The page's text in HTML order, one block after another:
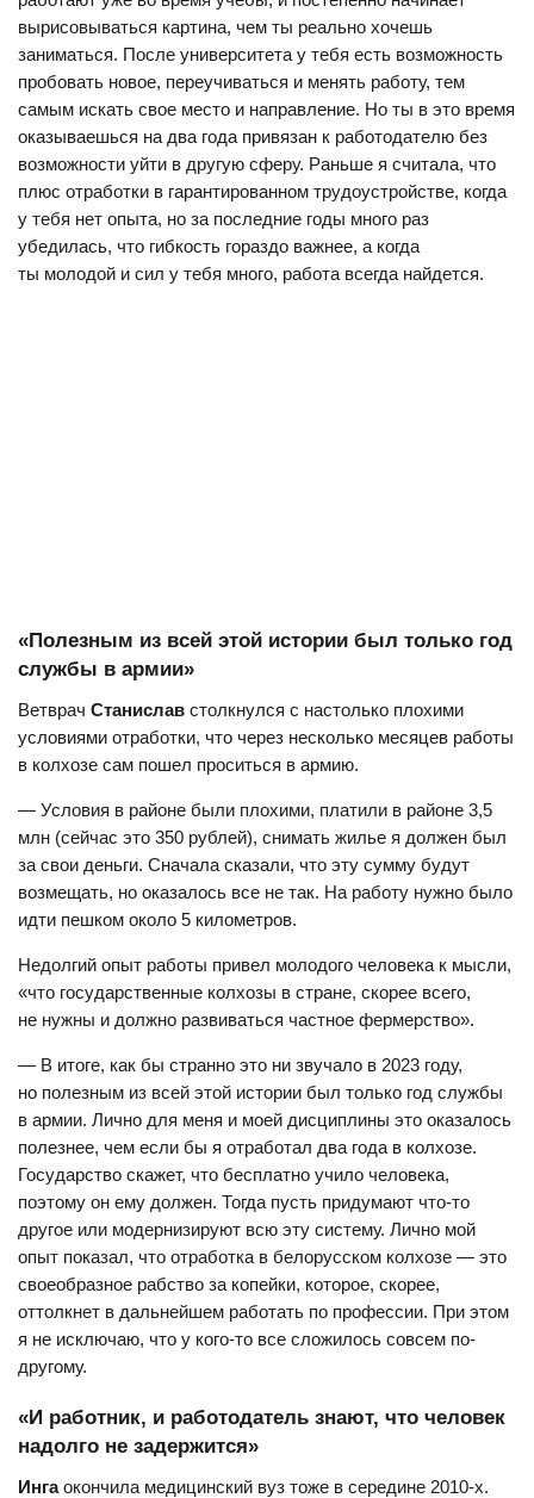
вырисовываться картина, чем ты реально хочешь
заниматься. После университета у тебя есть возможность
пробовать новое, переучиваться и менять работу, тем
самым искать свое место и направление. Но ты в это время
оказываешься на два года привязан к работодателю без
возможности уйти в другую сферу. Раньше я считала, что
плюс отработки в гарантированном трудоустройстве, когда
у тебя нет опыта, но за последние годы много раз
убедилась, что гибкость гораздо важнее, а когда
ты молодой и сил у тебя много, работа всегда найдется.
«Полезным из всей этой истории был только год
службы в армии»
Ветврач Станислав столкнулся с настолько плохими
условиями отработки, что через несколько месяцев работы
в колхозе сам пошел проситься в армию.
— Условия в районе были плохими, платили в районе 3,5
млн (сейчас это 350 рублей), снимать жилье я должен был
за свои деньги. Сначала сказали, что эту сумму будут
возмещать, но оказалось все не так. На работу нужно было
идти пешком около 5 километров.
Недолгий опыт работы привел молодого человека к мысли,
«что государственные колхозы в стране, скорее всего,
не нужны и должно развиваться частное фермерство».
— В итоге, как бы странно это ни звучало в 2023 году,
но полезным из всей этой истории был только год службы
в армии. Лично для меня и моей дисциплины это оказалось
полезнее, чем если бы я отработал два года в колхозе.
Государство скажет, что бесплатно учило человека,
поэтому он ему должен. Тогда пусть придумают что-то
другое или модернизируют всю эту систему. Лично мой
опыт показал, что отработка в белорусском колхозе — это
своеобразное рабство за копейки, которое, скорее,
оттолкнет в дальнейшем работать по профессии. При этом
я не исключаю, что у кого-то все сложилось совсем по-
другому.
«И работник, и работодатель знают, что человек
надолго не задержится»
Ингаокончила медицинский вуз тоже в середине 2010-х.